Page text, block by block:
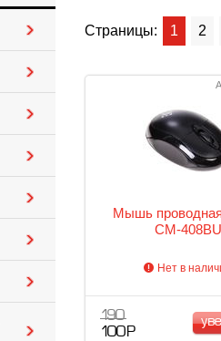
Страницы: 1 2
Мышь
CM-408BU
Нет в
190
100 Р